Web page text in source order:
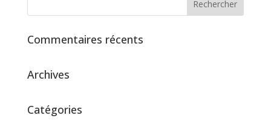
Commentaires récents
Archives
Catégories